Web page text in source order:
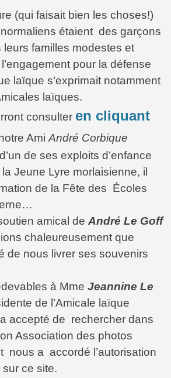
(qui faisait bien les choses!)
étaient des garçons
familles modestes et
pour la défense
laïque s’exprimait notamment
laïques.
consulter en cliquant
Ami André Corbique
de ses exploits d’enfance
Jeune Lyre morlaisienne, il
de la Fête des Écoles
amical de André Le Goff
chaleureusement que
de nous livrer ses souvenirs
à Mme Jeannine Le
de l’Amicale laïque
a accepté de rechercher dans
Association des photos
nous a accordé l’autorisation
ce site.